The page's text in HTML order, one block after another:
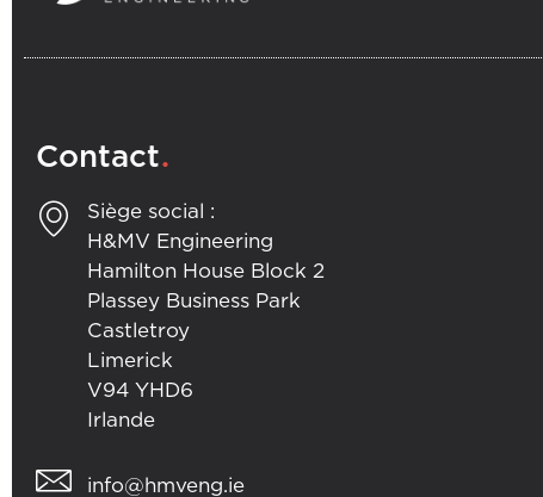
Contact.
Siège social :
H&MV Engineering
Hamilton House Block 2
Plassey Business Park
Castletroy
Limerick
V94 YHD6
Irlande
info@hmveng.ie